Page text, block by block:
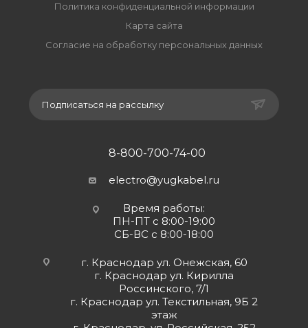
Политика конфиденциальной информации
Карта сайта
Согласие на обработку персональных данных
Подписаться на рассылку
8-800-700-74-00
electro@yugkabel.ru
Время работы:
ПН-ПТ с 8:00-19:00
СБ-ВС с 8:00-18:00
г. Краснодар ул. Онежская, 60
г. Краснодар ул. Кирилла
Россинского, 7/1
г. Краснодар ул. Текстильная, 9Б 2
этаж